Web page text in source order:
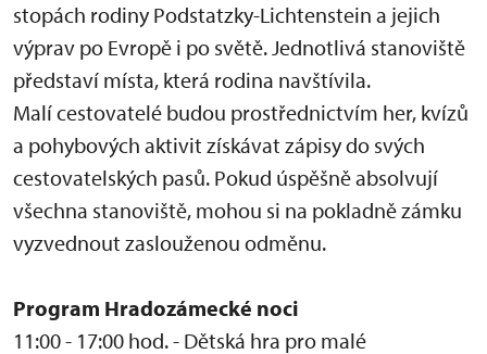
stopách rodiny Podstatzky-Lichtenstein a jejich
výprav po Evropě i po světě. Jednotlivá stanoviště
představí místa, která rodina navštívila.
Malí cestovatelé budou prostřednictvím her, kvízů
a pohybových aktivit získávat zápisy do svých
cestovatelských pasů. Pokud úspěšně absolvují
všechna stanoviště, mohou si na pokladně zámku
vyzvednout zaslouženou odměnu.
Program Hradozámecké noci
11:00 - 17:00 hod. - Dětská hra pro malé